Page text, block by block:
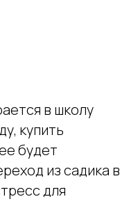
в школу
купить
будет
из садика в
для